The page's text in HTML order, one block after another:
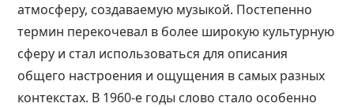
атмосферу, создаваемую музыкой. Постепенно
термин перекочевал в более широкую культурную
сферу и стал использоваться для описания
общего настроения и ощущения в самых разных
контекстах. В 1960-е годы слово стало особенно